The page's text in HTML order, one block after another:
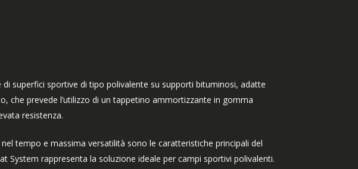
superfici sportive di tipo polivalente su supporti bituminosi, adatte
che prevede l’utilizzo di un tappetino ammortizzante in gomma
resistenza.
tempo e massima versatilità sono le caratteristiche principali del
System rappresenta la soluzione ideale per campi sportivi polivalenti.